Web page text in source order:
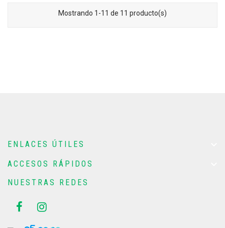
Mostrando 1-11 de 11 producto(s)
ENLACES ÚTILES
ACCESOS RÁPIDOS
NUESTRAS REDES